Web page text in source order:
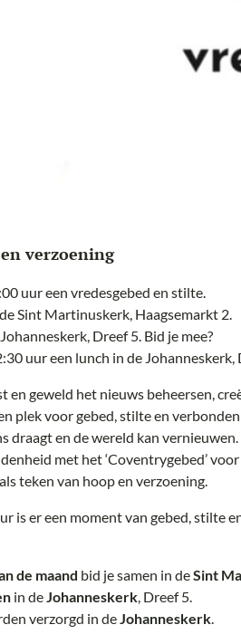
verzoening
uur een vredesgebed en stilte.
Sint Martinuskerk, Haagsemarkt 2.
Dreef 5. Bid je mee?
uur een lunch in de Johanneskerk,
en geweld het nieuws beheersen,
plek voor gebed, stilte en
draagt en de wereld kan
met het ‘Coventrygebed’
teken van hoop en verzoening.
is er een moment van gebed, stilte
de maand bid je samen in deSint
in de Johanneskerk , Dreef 5.
verzorgd in de Johanneskerk